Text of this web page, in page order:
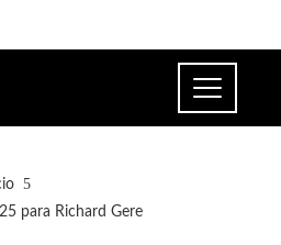
para Richard Gere